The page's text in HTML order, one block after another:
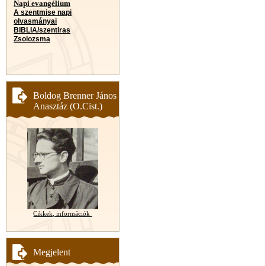
Napi evangélium
A szentmise napi
olvasmányai
BIBLIA/szentiras
Zsolozsma
Boldog Brenner János
Anasztáz (O.Cist.)
Cikkek, információk
Megjelent